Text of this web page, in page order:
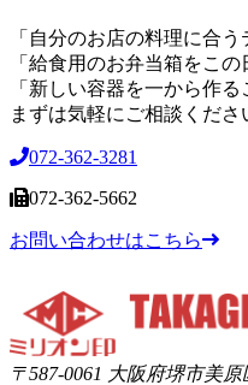
「自分のお店の料理に合
「給食用のお弁当箱をこ
「新しい容器を一から作
まずは気軽にご相談くださ
072-362-3281
072-362-5662
お問い合わせはこちら
〒587-0061 大阪府堺市美原